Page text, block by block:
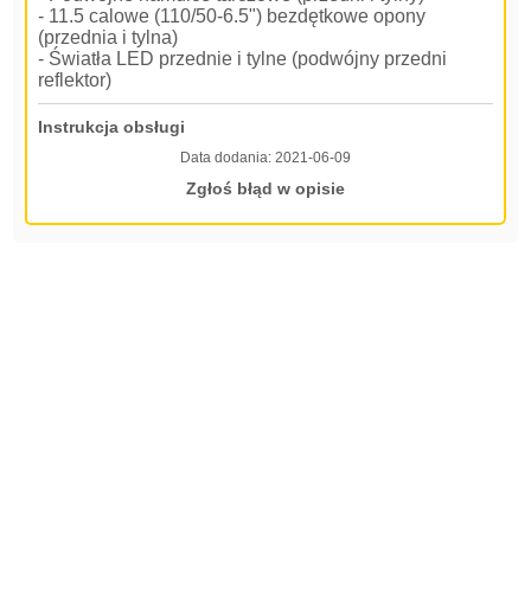
- 11.5 calowe (110/50-6.5") bezdętkowe opony
(przednia i tylna)
- Światła LED przednie i tylne (podwójny przedni
reflektor)
Instrukcja obsługi
Data dodania: 2021-06-09
Zgłoś błąd w opisie